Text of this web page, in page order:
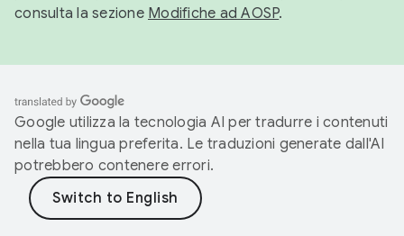
consulta la sezione Modifiche ad AOSP.
Google utilizza la tecnologia AI per tradurre i contenuti
nella tua lingua preferita. Le traduzioni generate dall'AI
potrebbero contenere errori.